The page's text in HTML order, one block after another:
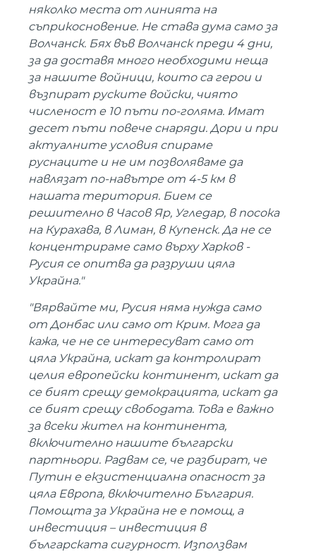
няколко места от линията на
съприкосновение. Не става дума само за
Волчанск. Бях във Волчанск преди 4 дни,
за да доставя много необходими неща
за нашите войници, които са герои и
възпират руските войски, чиято
численост е 10 пъти по-голяма. Имат
десет пъти повече снаряди. Дори и при
актуалните условия спираме
руснаците и не им позволяваме да
навлязат по-навътре от 4-5 км в
нашата територия. Бием се
решително в Часов Яр, Угледар, в посока
на Курахава, в Лиман, в Купенск. Да не се
концентрираме само върху Харков -
Русия се опитва да разруши цяла
Украйна."
"Вярвайте ми, Русия няма нужда само
от Донбас или само от Крим. Мога да
кажа, че не се интересуват само от
цяла Украйна, искат да контролират
целия европейски континент, искат да
се бият срещу демокрацията, искат да
се бият срещу свободата. Това е важно
за всеки жител на континента,
включително нашите български
партньори. Радвам се, че разбират, че
Путин е екзистенциална опасност за
цяла Европа, включително България.
Помощта за Украйна не е помощ, а
инвестиция – инвестиция в
българската сигурност. Използвам